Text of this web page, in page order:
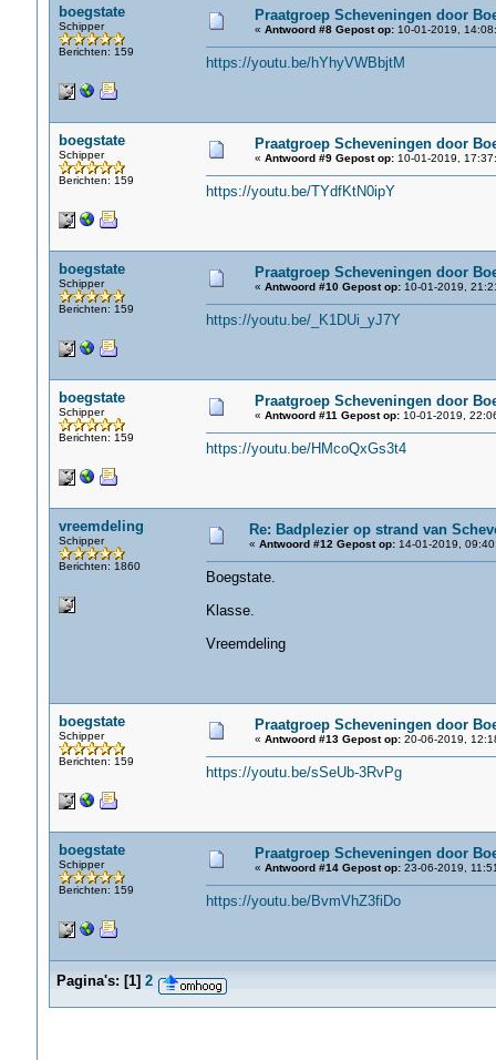
boegstate
Schipper
Berichten: 159
Praatgroep Scheveningen door
« Antwoord #8 Gepost op:10-01-2019,
https://youtu.be/hYhyVWBbjtM
boegstate
Schipper
Berichten: 159
Praatgroep Scheveningen door
« Antwoord #9 Gepost op:10-01-2019,
https://youtu.be/TYdfKtN0ipY
boegstate
Schipper
Berichten: 159
Praatgroep Scheveningen door
« Antwoord #10 Gepost op:10-01-2019,
https://youtu.be/_K1DUi_yJ7Y
boegstate
Schipper
Berichten: 159
Praatgroep Scheveningen door
« Antwoord #11 Gepost op:10-01-2019,
https://youtu.be/HMcoQxGs3t4
vreemdeling
Schipper
Berichten: 1860
Re: Badplezier op strand van
« Antwoord #12 Gepost op:14-01-2019,
Boegstate.
Klasse.
Vreemdeling
boegstate
Schipper
Berichten: 159
Praatgroep Scheveningen door
« Antwoord #13 Gepost op:20-06-2019,
https://youtu.be/sSeUb-3RvPg
boegstate
Schipper
Berichten: 159
Praatgroep Scheveningen door
« Antwoord #14 Gepost op:23-06-2019,
https://youtu.be/BvmVhZ3fiDo
Pagina's: [1] 2